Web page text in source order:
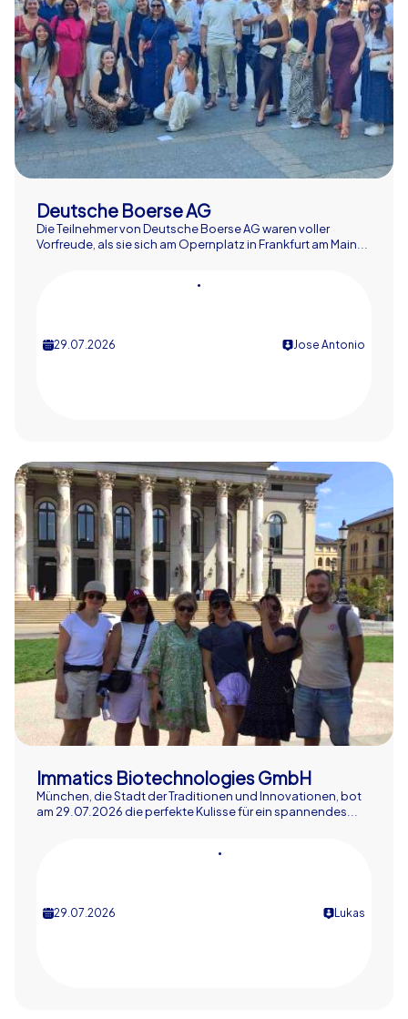
Deutsche Boerse AG
Die Teilnehmer von Deutsche Boerse AG waren voller
Vorfreude, als sie sich am Opernplatz in Frankfurt am Main...
29.07.2026
•
Jose Antonio
Immatics Biotechnologies GmbH
München, die Stadt der Traditionen und Innovationen, bot
am 29.07.2026 die perfekte Kulisse für ein spannendes...
29.07.2026
•
Lukas